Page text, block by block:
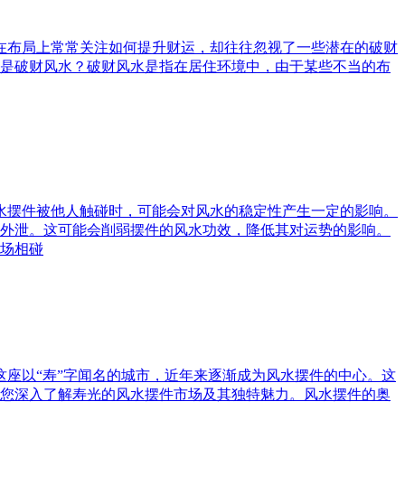
局上常常关注如何提升财运，却往往忽视了一些潜在的破财
破财风水？破财风水是指在居住环境中，由于某些不当的布
件被他人触碰时，可能会对风水的稳定性产生一定的影响。
。这可能会削弱摆件的风水功效，降低其对运势的影响。
相碰
以“寿”字闻名的城市，近年来逐渐成为风水摆件的中心。这
深入了解寿光的风水摆件市场及其独特魅力。风水摆件的奥